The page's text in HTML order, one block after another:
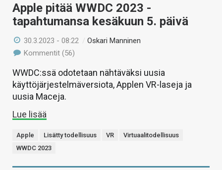
Apple pitää WWDC 2023 -
tapahtumansa kesäkuun 5. päivä
30.3.2023 - 08:22 /Oskari Manninen
Kommentit (56)
WWDC:ssä odotetaan nähtäväksi uusia
käyttöjärjestelmäversiota, Applen VR-laseja ja
uusia Maceja.
Lue lisää
Apple Lisätty todellisuus VR
Virtuaalitodellisuus
WWDC 2023